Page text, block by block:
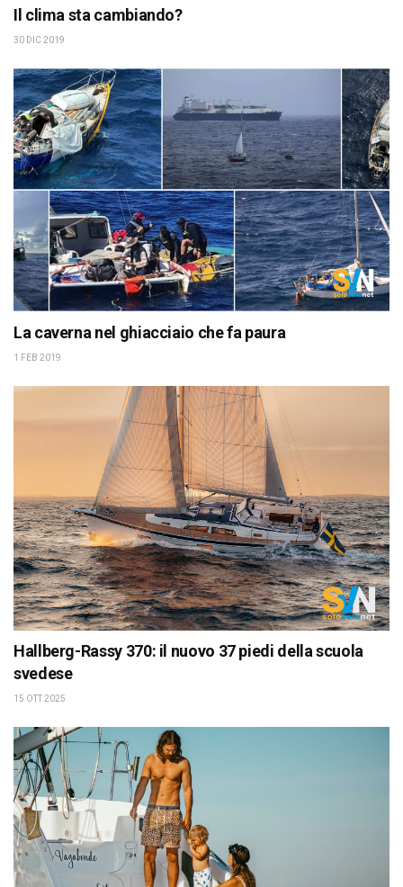
Il clima sta cambiando?
30 DIC 2019
La caverna nel ghiacciaio che fa paura
1 FEB 2019
Hallberg-Rassy 370: il nuovo 37 piedi della scuola
svedese
15 OTT 2025